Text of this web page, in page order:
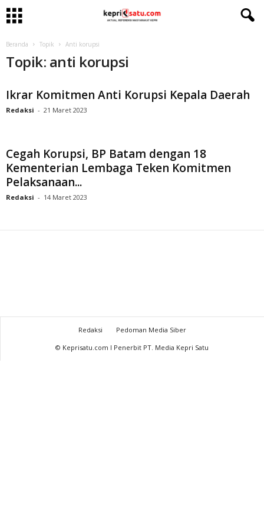
Beranda Topik Anti korupsi
Topik: anti korupsi
Ikrar Komitmen Anti Korupsi Kepala Daerah
Redaksi - 21 Maret 2023
Cegah Korupsi, BP Batam dengan 18
Kementerian Lembaga Teken Komitmen
Pelaksanaan...
Redaksi - 14 Maret 2023
Redaksi
Pedoman Media Siber
© Keprisatu.com I Penerbit PT. Media Kepri Satu